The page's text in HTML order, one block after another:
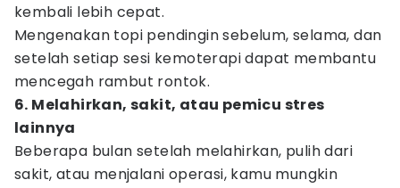
kembali lebih cepat.
Mengenakan topi pendingin sebelum, selama, dan
setelah setiap sesi kemoterapi dapat membantu
mencegah rambut rontok.
6. Melahirkan, sakit, atau pemicu stres
lainnya
Beberapa bulan setelah melahirkan, pulih dari
sakit, atau menjalani operasi, kamu mungkin